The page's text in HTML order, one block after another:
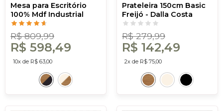
Mesa para Escritório
100% Mdf Industrial
Freijó/Preto - Dalla
Costa
R$ 809,99
R$ 598,49
10x de R$ 63,00
Prateleira 150cm Basic
Freijó - Dalla Costa
R$ 279,99
R$ 142,49
2x de R$ 75,00